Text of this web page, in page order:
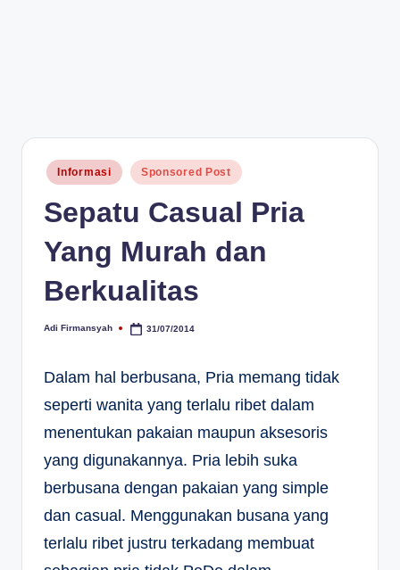
Posted
in
Informasi Sponsored Post
Sepatu Casual Pria
Yang Murah dan
Berkualitas
Posted
Adi Firmansyah 31/07/2014
Dalam hal berbusana, Pria memang tidak
seperti wanita yang terlalu ribet dalam
menentukan pakaian maupun aksesoris
yang digunakannya. Pria lebih suka
berbusana dengan pakaian yang simple
dan casual. Menggunakan busana yang
terlalu ribet justru terkadang membuat